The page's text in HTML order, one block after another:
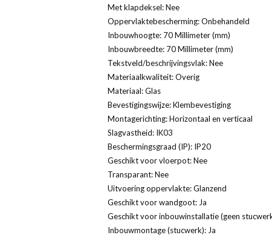
Met klapdeksel: Nee
Oppervlaktebescherming: Onbehandeld
Inbouwhoogte: 70 Millimeter (mm)
Inbouwbreedte: 70 Millimeter (mm)
Tekstveld/beschrijvingsvlak: Nee
Materiaalkwaliteit: Overig
Materiaal: Glas
Bevestigingswijze: Klembevestiging
Montagerichting: Horizontaal en verticaal
Slagvastheid: IK03
Beschermingsgraad (IP): IP20
Geschikt voor vloerpot: Nee
Transparant: Nee
Uitvoering oppervlakte: Glanzend
Geschikt voor wandgoot: Ja
Geschikt voor inbouwinstallatie (geen
Inbouwmontage (stucwerk): Ja